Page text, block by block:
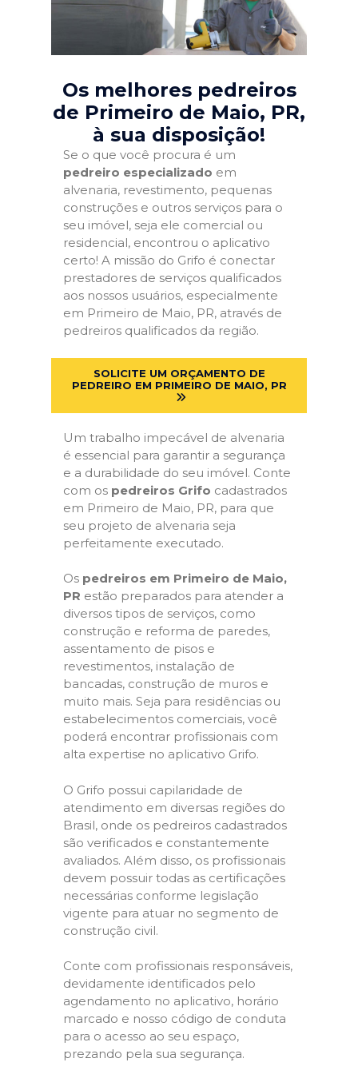
Os melhores pedreiros
de Primeiro de Maio, PR,
à sua disposição!
Se o que você procura é um
pedreiro especializado em
alvenaria, revestimento, pequenas
construções e outros serviços para o
seu imóvel, seja ele comercial ou
residencial, encontrou o aplicativo
certo! A missão do Grifo é conectar
prestadores de serviços qualificados
aos nossos usuários, especialmente
em Primeiro de Maio, PR, através de
pedreiros qualificados da região.
SOLICITE UM ORÇAMENTO DE
PEDREIRO EM PRIMEIRO DE MAIO, PR
Um trabalho impecável de alvenaria
é essencial para garantir a segurança
e a durabilidade do seu imóvel. Conte
com os pedreiros Grifo cadastrados
em Primeiro de Maio, PR, para que
seu projeto de alvenaria seja
perfeitamente executado.
Os pedreiros em Primeiro de Maio,
PR estão preparados para atender a
diversos tipos de serviços, como
construção e reforma de paredes,
assentamento de pisos e
revestimentos, instalação de
bancadas, construção de muros e
muito mais. Seja para residências ou
estabelecimentos comerciais, você
poderá encontrar profissionais com
alta expertise no aplicativo Grifo.
O Grifo possui capilaridade de
atendimento em diversas regiões do
Brasil, onde os pedreiros cadastrados
são verificados e constantemente
avaliados. Além disso, os profissionais
devem possuir todas as certificações
necessárias conforme legislação
vigente para atuar no segmento de
construção civil.
Conte com profissionais responsáveis,
devidamente identificados pelo
agendamento no aplicativo, horário
marcado e nosso código de conduta
para o acesso ao seu espaço,
prezando pela sua segurança.